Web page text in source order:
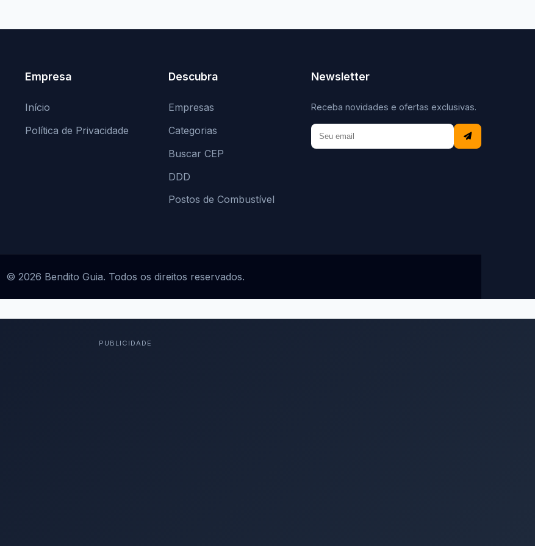
Empresa
Início
Política de Privacidade
Descubra
Empresas
Categorias
Buscar CEP
DDD
Postos de Combustível
Newsletter
Receba novidades e ofertas exclusivas.
© 2026 Bendito Guia. Todos os direitos reservados.